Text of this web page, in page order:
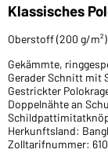
Klassisches
Oberstoff (200 g/
Gekämmte,
Gerader Schnitt mit
Gestrickter
Doppelnähte an
Herkunftsland:
Zolltarifnummer: